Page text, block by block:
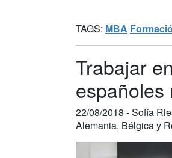
TAGS: MBA
Trabajar
españoles
22/08/2018 -Sofía
Alemania, Bélgica y